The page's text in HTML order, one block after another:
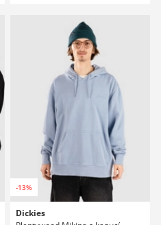
-13%
Dickies